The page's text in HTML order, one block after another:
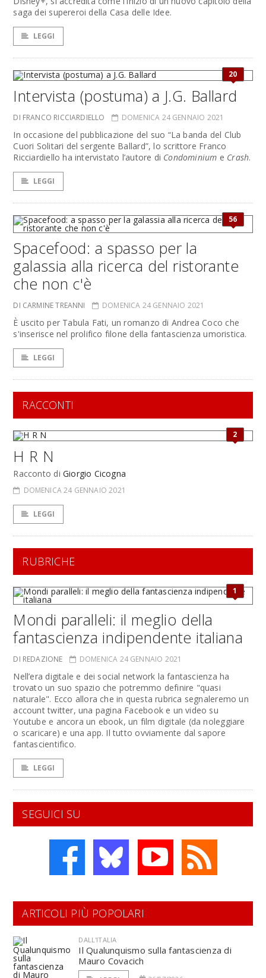
saga dei supereroi della Casa delle Idee.
LEGGI
20
Intervista (postuma) a J.G. Ballard
DI FRANCO RICCIARDIELLO DOMENICA 24 GENNAIO 2021
In occasione del pubblicazione del suo “La banda del Club
Cuori Solitari del sergente Ballard”, lo scrittore Franco
Ricciardiello ha intervistato l’autore di Condominium e Crash.
LEGGI
56
Spacefood: a spasso per la
galassia alla ricerca del ristorante
che non c'è
DI CARMINE TREANNI DOMENICA 24 GENNAIO 2021
È uscito per Tabula Fati, un romanzo di Andrea Coco che
s'inserisce nel prolifico filone della fantascienza umoristica.
LEGGI
RACCONTI
2
H R N
Racconto di Giorgio Cicogna
DOMENICA 24 GENNAIO 2021
LEGGI
RUBRICHE
1
Mondi paralleli: il meglio della
fantascienza indipendente italiana
DI REDAZIONE DOMENICA 24 GENNAIO 2021
Nell’era digitale e dei social network la fantascienza ha
trovato un suo spazio che potremmo definire "quasi
naturale". Ecco allora che in questa rubrica segnaleremo un
account twitter, una pagina Facebook e un video su
Youtube e ancora un ebook, un film digitale (da noleggiare
o scaricare) e una app. Il tutto ovviamente dal sapore
fantascientifico.
LEGGI
SEGUICI SU
ARTICOLI PIÙ POPOLARI
DALL'ITALIA
Il Qualunquismo sulla fantascienza di
Mauro Covacich